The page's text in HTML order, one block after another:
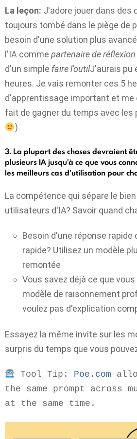
La leçon: J'adore jouer dans des
toujours tombé dans le piège de
besoin d'une solution plus
l'IA comme partenaire de réflexion
d'un simple faire l'outilJ'aurais pu
heures. Je vais remonter ces 5
d'apprentissage important et me
fait de gagner du temps avec
)
3. La plupart des choses devraient
plusieurs IA jusqu'à ce que vous
les meilleurs cas d'utilisation pour
La compétence qui sépare le
utilisateurs d'IA? Savoir quand
Besoin d'une réponse rapide
rapide? Utilisez un modèle
remontée
Vous savez déjà ce que
modèle de raisonnement
voulez pas d'explication
Essayez la même invite sur les
surpris du temps que vous
Tool Tip: Poe.com
the same prompt across
at the same time.